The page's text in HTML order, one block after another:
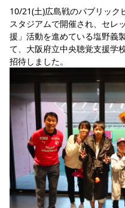
アカデミー
ハナサカプレーヤー
特定興行入場券 譲渡サービス
観戦ガイド
初めて観戦ガイド キッズ向け
観戦マナー&ルール ビジター
YANMAR HANASAKA STADIUM
DAZNで観戦
DAZNで観戦
アウェイツアー
アウェイツアー
セレッソ大阪について
クラブ紹介 沿革 シーズン記録
サポートする
パートナー企業募集中 セレッ
セレッソアイデアちょうだいな
Lise（ライセンスビジネス）
サステナビリティ
サステナビリティポリシー
活動レポート SPORT
スポーツクラブ
スポーツクラブ
ファンクラブ
ファンクラブ
SAKURA SOCIO SAKURA
まいセレチケット 会員規定
ニュース
ニュース
すべて チーム グッズ チケ
ホームタウン
パートナー ス
レディース
アカデミー
10/21(土)広島戦のパブリック
スタジアムで開催され、セレ
援」活動を進めている塩野義
て、大阪府立中央聴覚支援学
招待しました。